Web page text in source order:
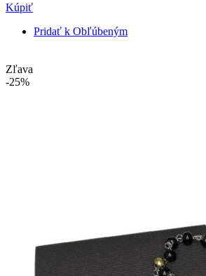
Kúpiť
Pridať k Obľúbeným
Zľava
-25%